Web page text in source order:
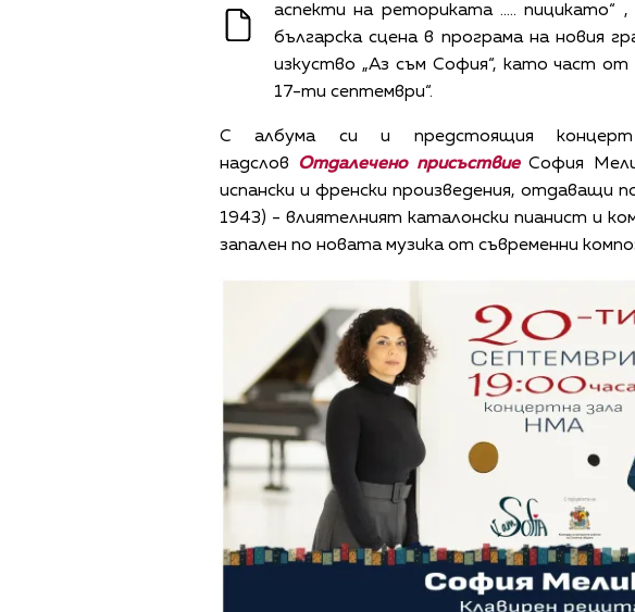
аспекти на реториката ….. пицикато“
българска сцена в програма на новия
изкуство „Аз съм София“, като част
17-ти септември“.
С албума си и предстоящия
надслов Отдалечено присъствиеСофия
испански и френски произведения, отдаващи
1943) - влиятелният каталонски пианист и
запален по новата музика от съвременни